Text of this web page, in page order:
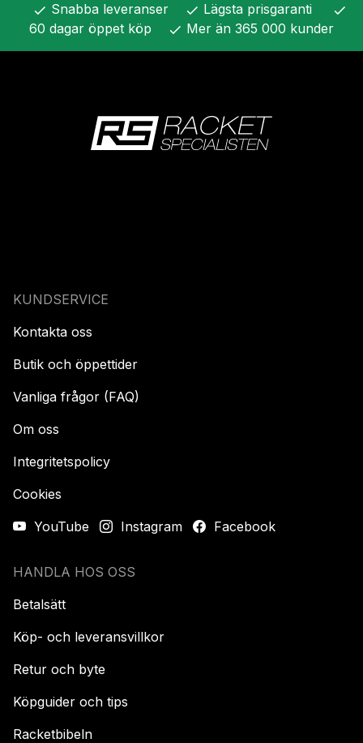
check Snabba leveranser check Lägsta prisgaranti check
60 dagar öppet köp check Mer än 365 000 kunder
KUNDSERVICE
Kontakta oss
Butik och öppettider
Vanliga frågor (FAQ)
Om oss
Integritetspolicy
Cookies
YouTube
Instagram Facebook
HANDLA HOS OSS
Betalsätt
Köp- och leveransvillkor
Retur och byte
Köpguider och tips
Racketbibeln